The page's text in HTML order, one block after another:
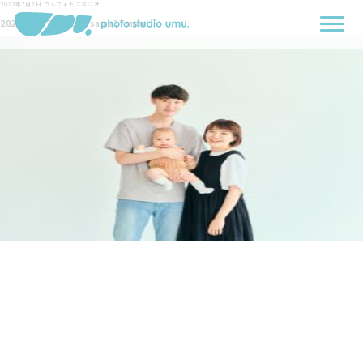
2022年7月7日 ウムフォトスタジオ
2022-06-27-Mizuki-sama37-min